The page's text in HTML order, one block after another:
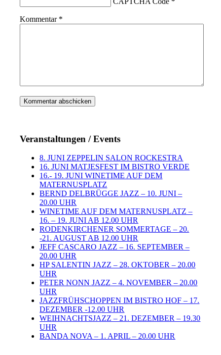
Kommentar *
Veranstaltungen / Events
8. JUNI ZEPPELIN SALON ROCKESTRA
16. JUNI MATJESFEST IM BISTRO VERDE
16.- 19. JUNI WINETIME AUF DEM
MATERNUSPLATZ
BERND DELBRÜGGE JAZZ – 10. JUNI –
20.00 UHR
WINETIME AUF DEM MATERNUSPLATZ –
16. – 19. JUNI AB 12.00 UHR
RODENKIRCHENER SOMMERTAGE – 20.
-21. AUGUST AB 12.00 UHR
JEFF CASCARO JAZZ – 16. SEPTEMBER –
20.00 UHR
HP SALENTIN JAZZ – 28. OKTOBER – 20.00
UHR
PETER NONN JAZZ – 4. NOVEMBER – 20.00
UHR
JAZZFRÜHSCHOPPEN IM BISTRO HOF – 17.
DEZEMBER -12.00 UHR
WEIHNACHTSJAZZ – 21. DEZEMBER – 19.30
UHR
BANDA NOVA – 1. APRIL – 20.00 UHR